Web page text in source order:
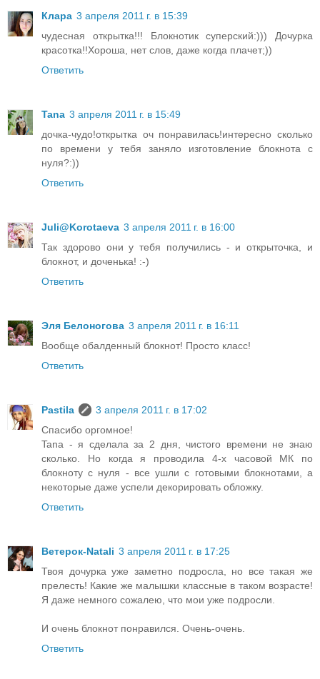
Клара 3 апреля 2011 г. в 15:39
чудесная открытка!!! Блокнотик суперский:))) Дочурка
красотка!!Хороша, нет слов, даже когда плачет;))
Ответить
Tana 3 апреля 2011 г. в 15:49
дочка-чудо!открытка оч понравилась!интересно сколько
по времени у тебя заняло изготовление блокнота с
нуля?:))
Ответить
Juli@Korotaeva 3 апреля 2011 г. в 16:00
Так здорово они у тебя получились - и открыточка, и
блокнот, и доченька! :-)
Ответить
Эля Белоногова 3 апреля 2011 г. в 16:11
Вообще обалденный блокнот! Просто класс!
Ответить
Pastila
3 апреля 2011 г. в 17:02
Спасибо оргомное!
Tana - я сделала за 2 дня, чистого времени не знаю
сколько. Но когда я проводила 4-х часовой МК по
блокноту с нуля - все ушли с готовыми блокнотами, а
некоторые даже успели декорировать обложку.
Ответить
Ветерок-Natali 3 апреля 2011 г. в 17:25
Твоя дочурка уже заметно подросла, но все такая же
прелесть! Какие же малышки классные в таком возрасте!
Я даже немного сожалею, что мои уже подросли.
И очень блокнот понравился. Очень-очень.
Ответить